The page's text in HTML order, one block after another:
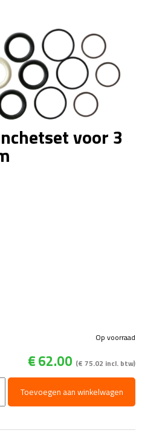
voor 3
€62.00 (€ 75.02 incl. btw)
Op voorraad
Toevoegen aan winkelwagen